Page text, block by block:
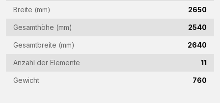
Breite (mm) 2650
Gesamthöhe (mm) 2540
Gesamtbreite (mm) 2640
Anzahl der Elemente 11
Gewicht 760
(Required)
(Required)
Land
(Required)
Woonplaats
(Required)